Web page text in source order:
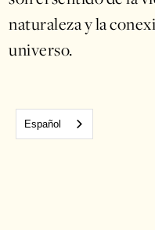
naturaleza y la
universo.
Español